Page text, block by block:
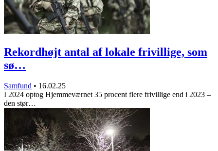
Rekordhøjt antal af lokale frivillige, som
sø…
Samfund • 16.02.25
I 2024 optog Hjemmeværnet 35 procent flere frivillige end i 2023 –
den stør…